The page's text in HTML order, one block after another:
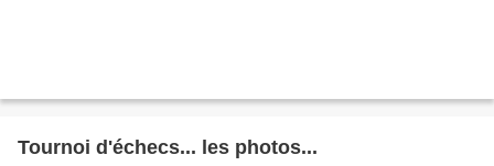
Tournoi d'échecs... les photos...